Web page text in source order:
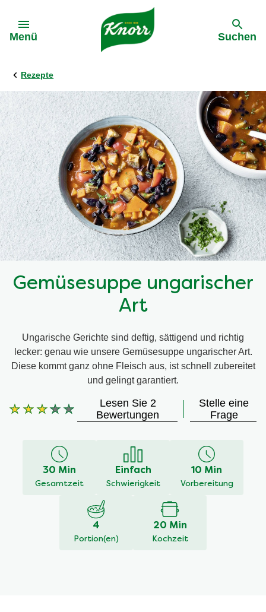
Menü Suchen
Rezepte
Gemüsesuppe ungarischer
Art
Ungarische Gerichte sind deftig, sättigend und richtig
lecker: genau wie unsere Gemüsesuppe ungarischer Art.
Diese kommt ganz ohne Fleisch aus, ist schnell zubereitet
und gelingt garantiert.
Die
Bewertung
Gemüsesuppe
Lesen Sie 2
Bewertungen
Stelle eine
Frage
30 Min
Gesamtzeit
Einfach
Schwierigkeit
10 Min
Vorbereitung
4
Portion(en)
20 Min
Kochzeit